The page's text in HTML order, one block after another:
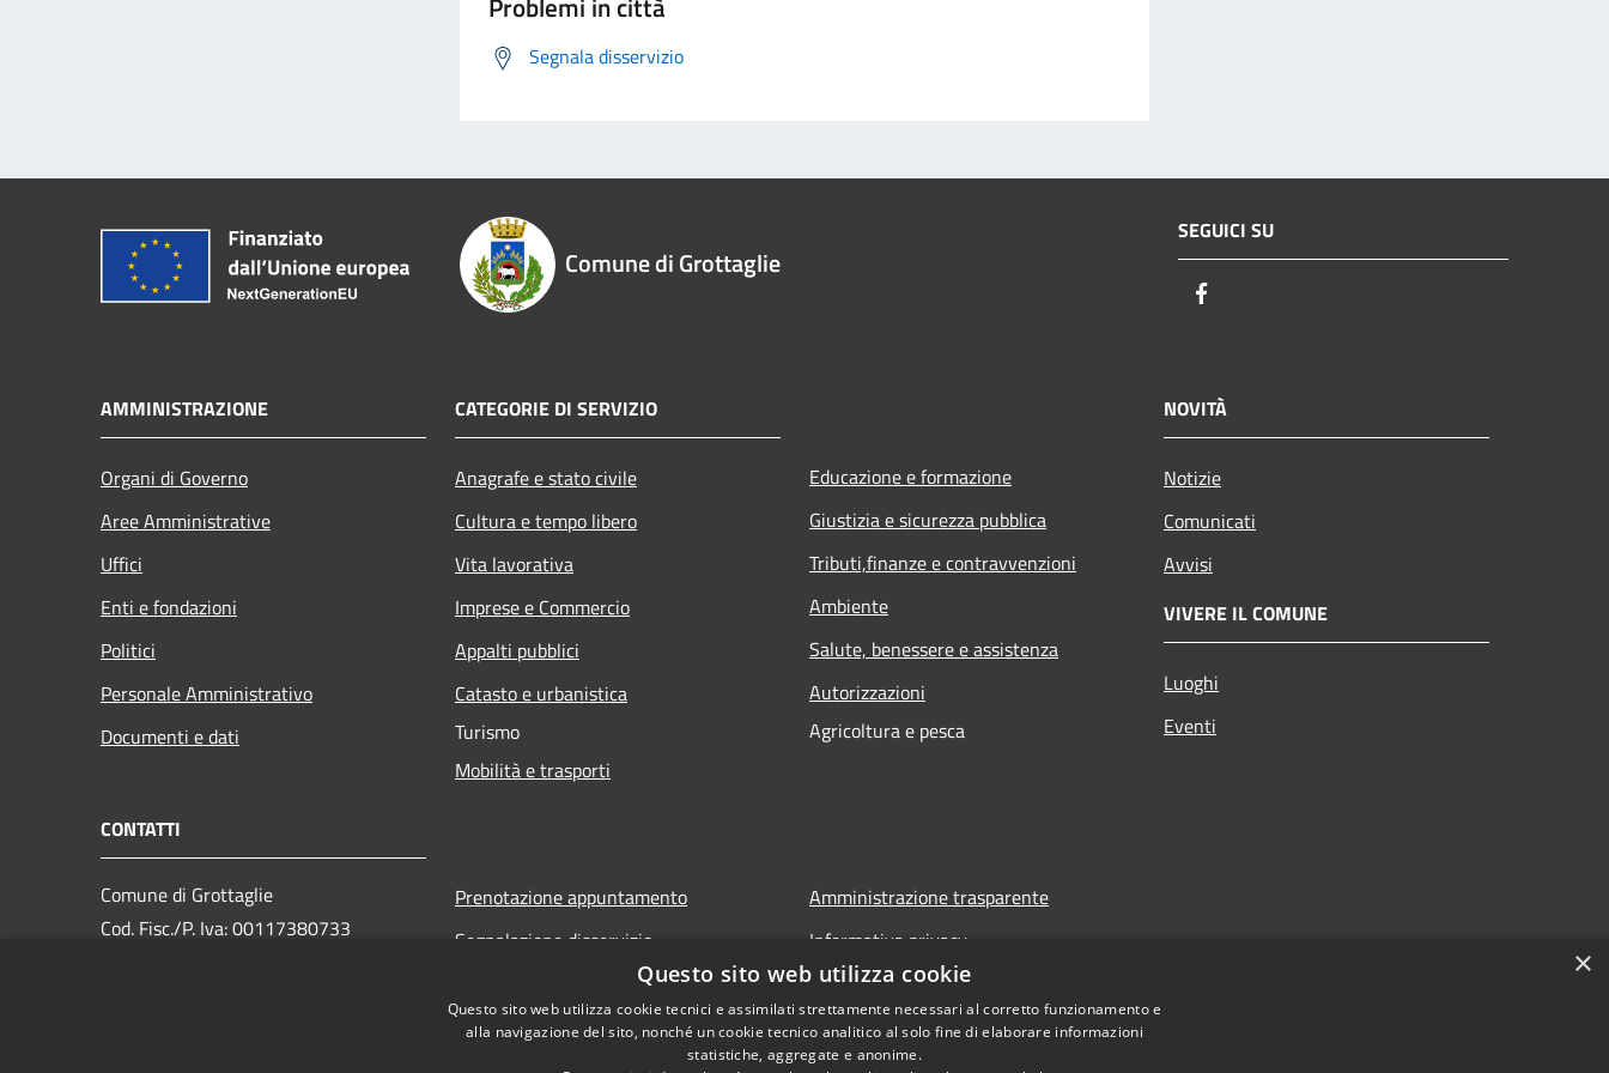
Segnala disservizio
Comune di Grottaglie
SEGUICI SU
AMMINISTRAZIONE
Organi di Governo
Aree Amministrative
Uffici
Enti e fondazioni
Politici
Personale Amministrativo
Documenti e dati
CATEGORIE DI SERVIZIO
Anagrafe e stato civile
Cultura e tempo libero
Vita lavorativa
Imprese e Commercio
Appalti pubblici
Catasto e urbanistica
Turismo
Mobilità e trasporti
Educazione e formazione
Giustizia e sicurezza pubblica
Tributi,finanze e contravvenzioni
Ambiente
Salute, benessere e assistenza
Autorizzazioni
Agricoltura e pesca
NOVITÀ
Notizie
Comunicati
Avvisi
VIVERE IL COMUNE
Luoghi
Eventi
CONTATTI
Comune di Grottaglie
Cod. Fisc./P. Iva: 00117380733
Prenotazione appuntamento
Segnalazione disservizio
Richiesta assistenza
Amministrazione trasparente
Informativa privacy
Note legali
Dichiarazione di accessibilità
×
Questo sito web utilizza cookie
Questo sito web utilizza cookie tecnici e assimilati strettamente necessari al corretto funzionamento e
alla navigazione del sito, nonché un cookie tecnico analitico al solo fine di elaborare informazioni
statistiche, aggregate e anonime.